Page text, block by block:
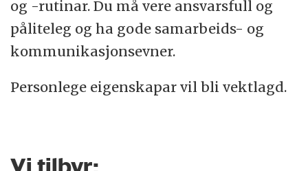
og -rutinar. Du må vere ansvarsfull og
påliteleg og ha gode samarbeids- og
kommunikasjonsevner.
Personlege eigenskapar vil bli vektlagd.